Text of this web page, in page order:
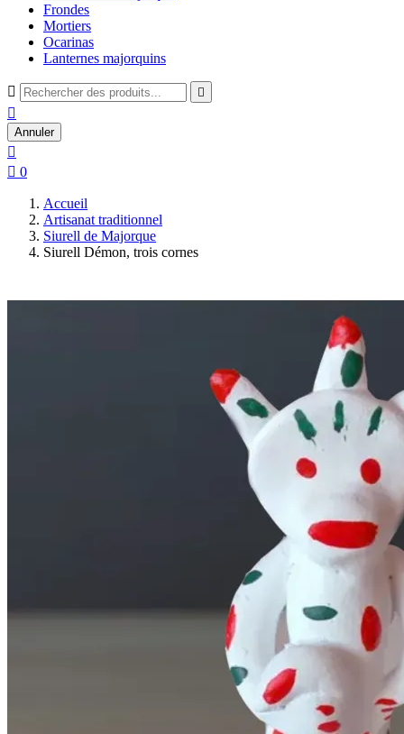
Frondes
Mortiers
Ocarinas
Lanternes majorquins
 

Annuler

 0
Accueil
Artisanat traditionnel
Siurell de Majorque
Siurell Démon, trois cornes